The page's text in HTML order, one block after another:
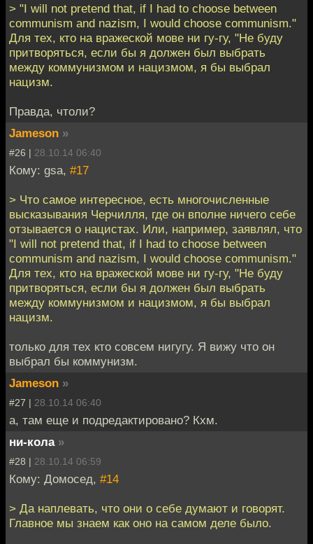
> "I will not pretend that, if I had to choose between
communism and nazism, I would choose communism."
Для тех, кто на вражеской мове ни гу-гу, "Не буду
притворяться, если бы я должен был выбрать
между коммунизмом и нацизмом, я бы выбрал
нацизм.
Правда, чтоли?
Jameson »
#26 | 28.10.14 06:40
Кому: gsa, #17
> Что самое интересное, есть многочисленные
высказывания Черчилля, где он вполне ничего себе
отзывается о нацистах. Или, например, заявлял, что
"I will not pretend that, if I had to choose between
communism and nazism, I would choose communism."
Для тех, кто на вражеской мове ни гу-гу, "Не буду
притворяться, если бы я должен был выбрать
между коммунизмом и нацизмом, я бы выбрал
нацизм.
только для тех кто совсем нигугу. Я вижу что он
выбрал бы коммунизм.
Jameson »
#27 | 28.10.14 06:40
а, там еще и подредактировано? Кхм.
ни-кола »
#28 | 28.10.14 06:59
Кому: Домосед, #14
> Да наплевать, что они о себе думают и говорят.
Главное мы знаем как оно на самом деле было.